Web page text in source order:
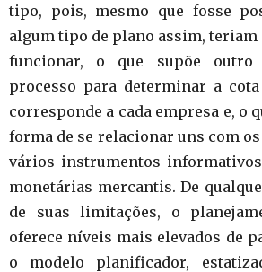
tipo, pois, mesmo que fosse
algum tipo de plano assim, teriam
funcionar, o que supõe outro
processo para determinar a
corresponde a cada empresa e, o
forma de se relacionar uns com
vários instrumentos
monetárias mercantis. De
de suas limitações, o
oferece níveis mais elevados de
o modelo planificador,